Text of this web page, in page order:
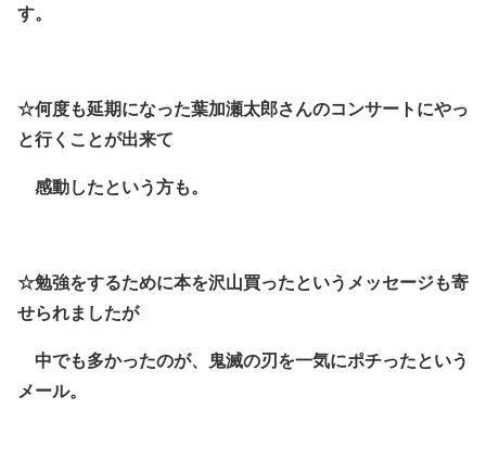
す。
☆何度も延期になった葉加瀬太郎さんのコンサートにやっ
と行くことが出来て
感動したという方も。
☆勉強をするために本を沢山買ったというメッセージも寄
せられましたが
中でも多かったのが、鬼滅の刃を一気にポチったという
メール。